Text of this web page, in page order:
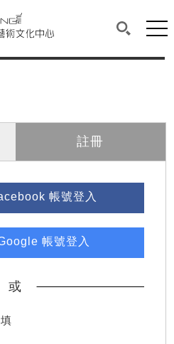
中心
。
有本網站主要連結。
化中心
搜尋(開
網
要內容區。
註冊
帳號登入
帳號登入
或